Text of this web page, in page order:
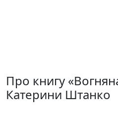
Про книгу
Катерини Штанко